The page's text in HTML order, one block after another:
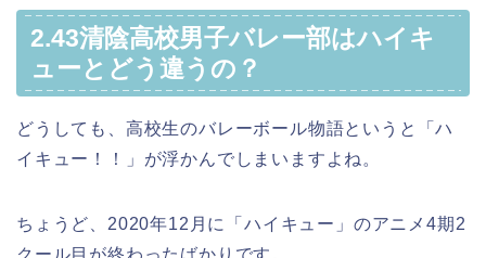
2.43清陰高校男子バレー部はハイキ
ューとどう違うの？
どうしても、高校生のバレーボール物語というと「ハ
イキュー！！」が浮かんでしまいますよね。
ちょうど、2020年12月に「ハイキュー」のアニメ4期2
クール目が終わったばかりです。